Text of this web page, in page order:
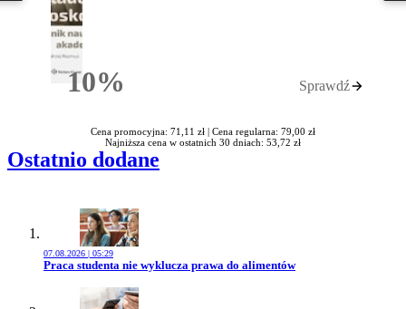
10%Rabatu Sprawdź
Cena promocyjna: 71,11 zł | Cena regularna: 79,00 zł
Najniższa cena w ostatnich 30 dniach: 53,72 zł
Ostatnio dodane
07.08.2026 | 05:29
Przejdź do artykułu:
Praca studenta nie wyklucza prawa do alimentów